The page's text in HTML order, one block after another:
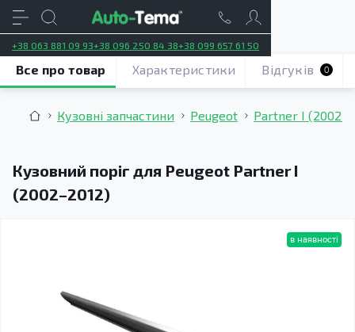
+38 063 881 09 93+38 096 250 84 38+38 099 657 61 50
Кузовні запчастини Peugeot Partner I
Кузовний поріг для Peugeot Partner I
(2002–2012)
Все про товар Характеристики Відгуків 0
в наявності